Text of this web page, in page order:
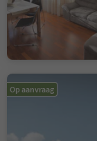
Op aanvraag